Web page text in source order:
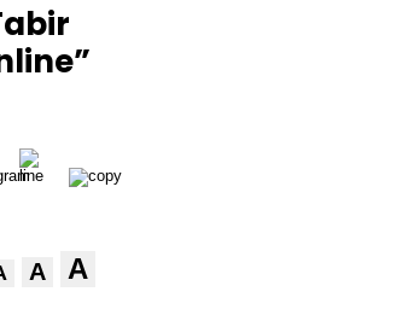
A A